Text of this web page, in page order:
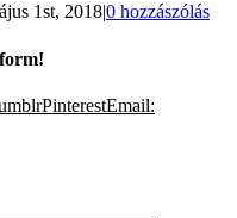
1st, 2018|0 hozzászólás
PinterestEmail: